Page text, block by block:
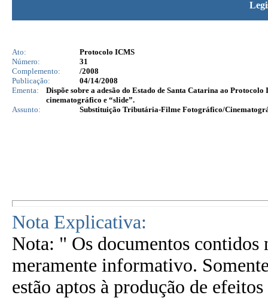
Ato:
Protocolo ICMS
Número:
31
Complemento:
/2008
Publicação:
04/14/2008
Ementa:
Dispõe sobre a adesão do Estado de Santa Catarina ao
cinematográfico e “slide”.
Assunto:
Substituição Tributária-Filme Fotográfico/
Nota Explicativa:
Nota: " Os documentos contidos
meramente informativo.
estão aptos à produção de